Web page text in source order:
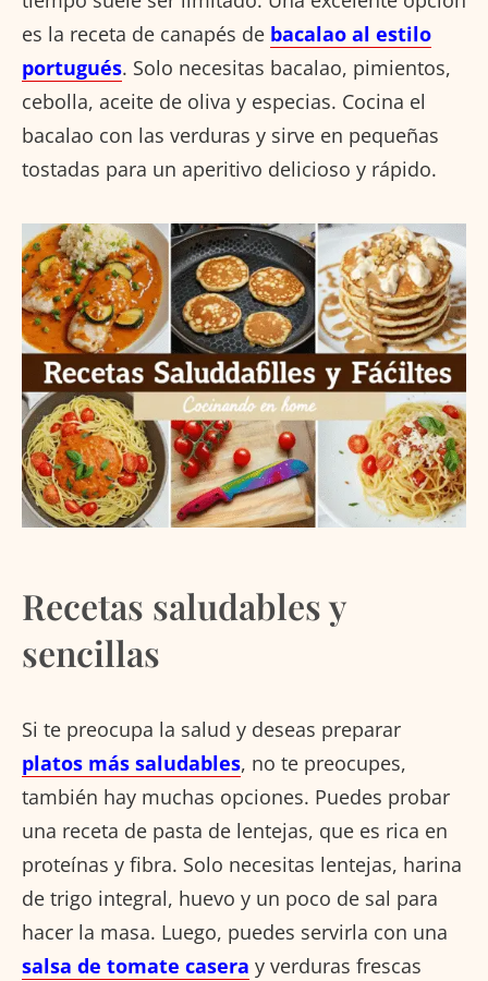
es la receta de canapés de bacalao al estilo
portugués. Solo necesitas bacalao, pimientos,
cebolla, aceite de oliva y especias. Cocina el
bacalao con las verduras y sirve en pequeñas
tostadas para un aperitivo delicioso y rápido.
Recetas saludables y
sencillas
Si te preocupa la salud y deseas preparar
platos más saludables, no te preocupes,
también hay muchas opciones. Puedes probar
una receta de pasta de lentejas, que es rica en
proteínas y fibra. Solo necesitas lentejas, harina
de trigo integral, huevo y un poco de sal para
hacer la masa. Luego, puedes servirla con una
salsa de tomate casera y verduras frescas